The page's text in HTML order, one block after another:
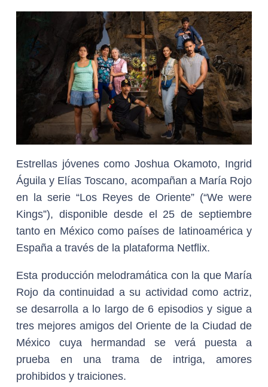
Estrellas jóvenes como Joshua Okamoto, Ingrid
Águila y Elías Toscano, acompañan a María Rojo
en la serie “Los Reyes de Oriente” (“We were
Kings”), disponible desde el 25 de septiembre
tanto en México como países de latinoamérica y
España a través de la plataforma Netflix.
Esta producción melodramática con la que María
Rojo da continuidad a su actividad como actriz,
se desarrolla a lo largo de 6 episodios y sigue a
tres mejores amigos del Oriente de la Ciudad de
México cuya hermandad se verá puesta a
prueba en una trama de intriga, amores
prohibidos y traiciones.